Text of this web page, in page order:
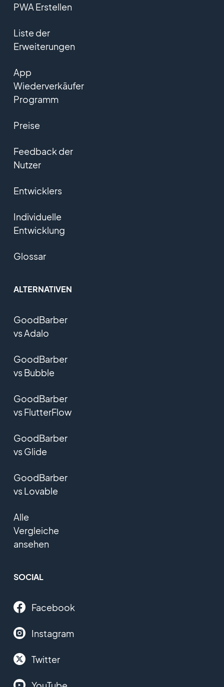
PWA Erstellen
Liste der
Erweiterungen
App
Wiederverkäufer
Programm
Preise
Feedback der
Nutzer
Entwicklers
Individuelle
Entwicklung
Glossar
ALTERNATIVEN
GoodBarber
vs Adalo
GoodBarber
vs Bubble
GoodBarber
vs FlutterFlow
GoodBarber
vs Glide
GoodBarber
vs Lovable
Alle
Vergleiche
ansehen
SOCIAL
Facebook
Instagram
Twitter